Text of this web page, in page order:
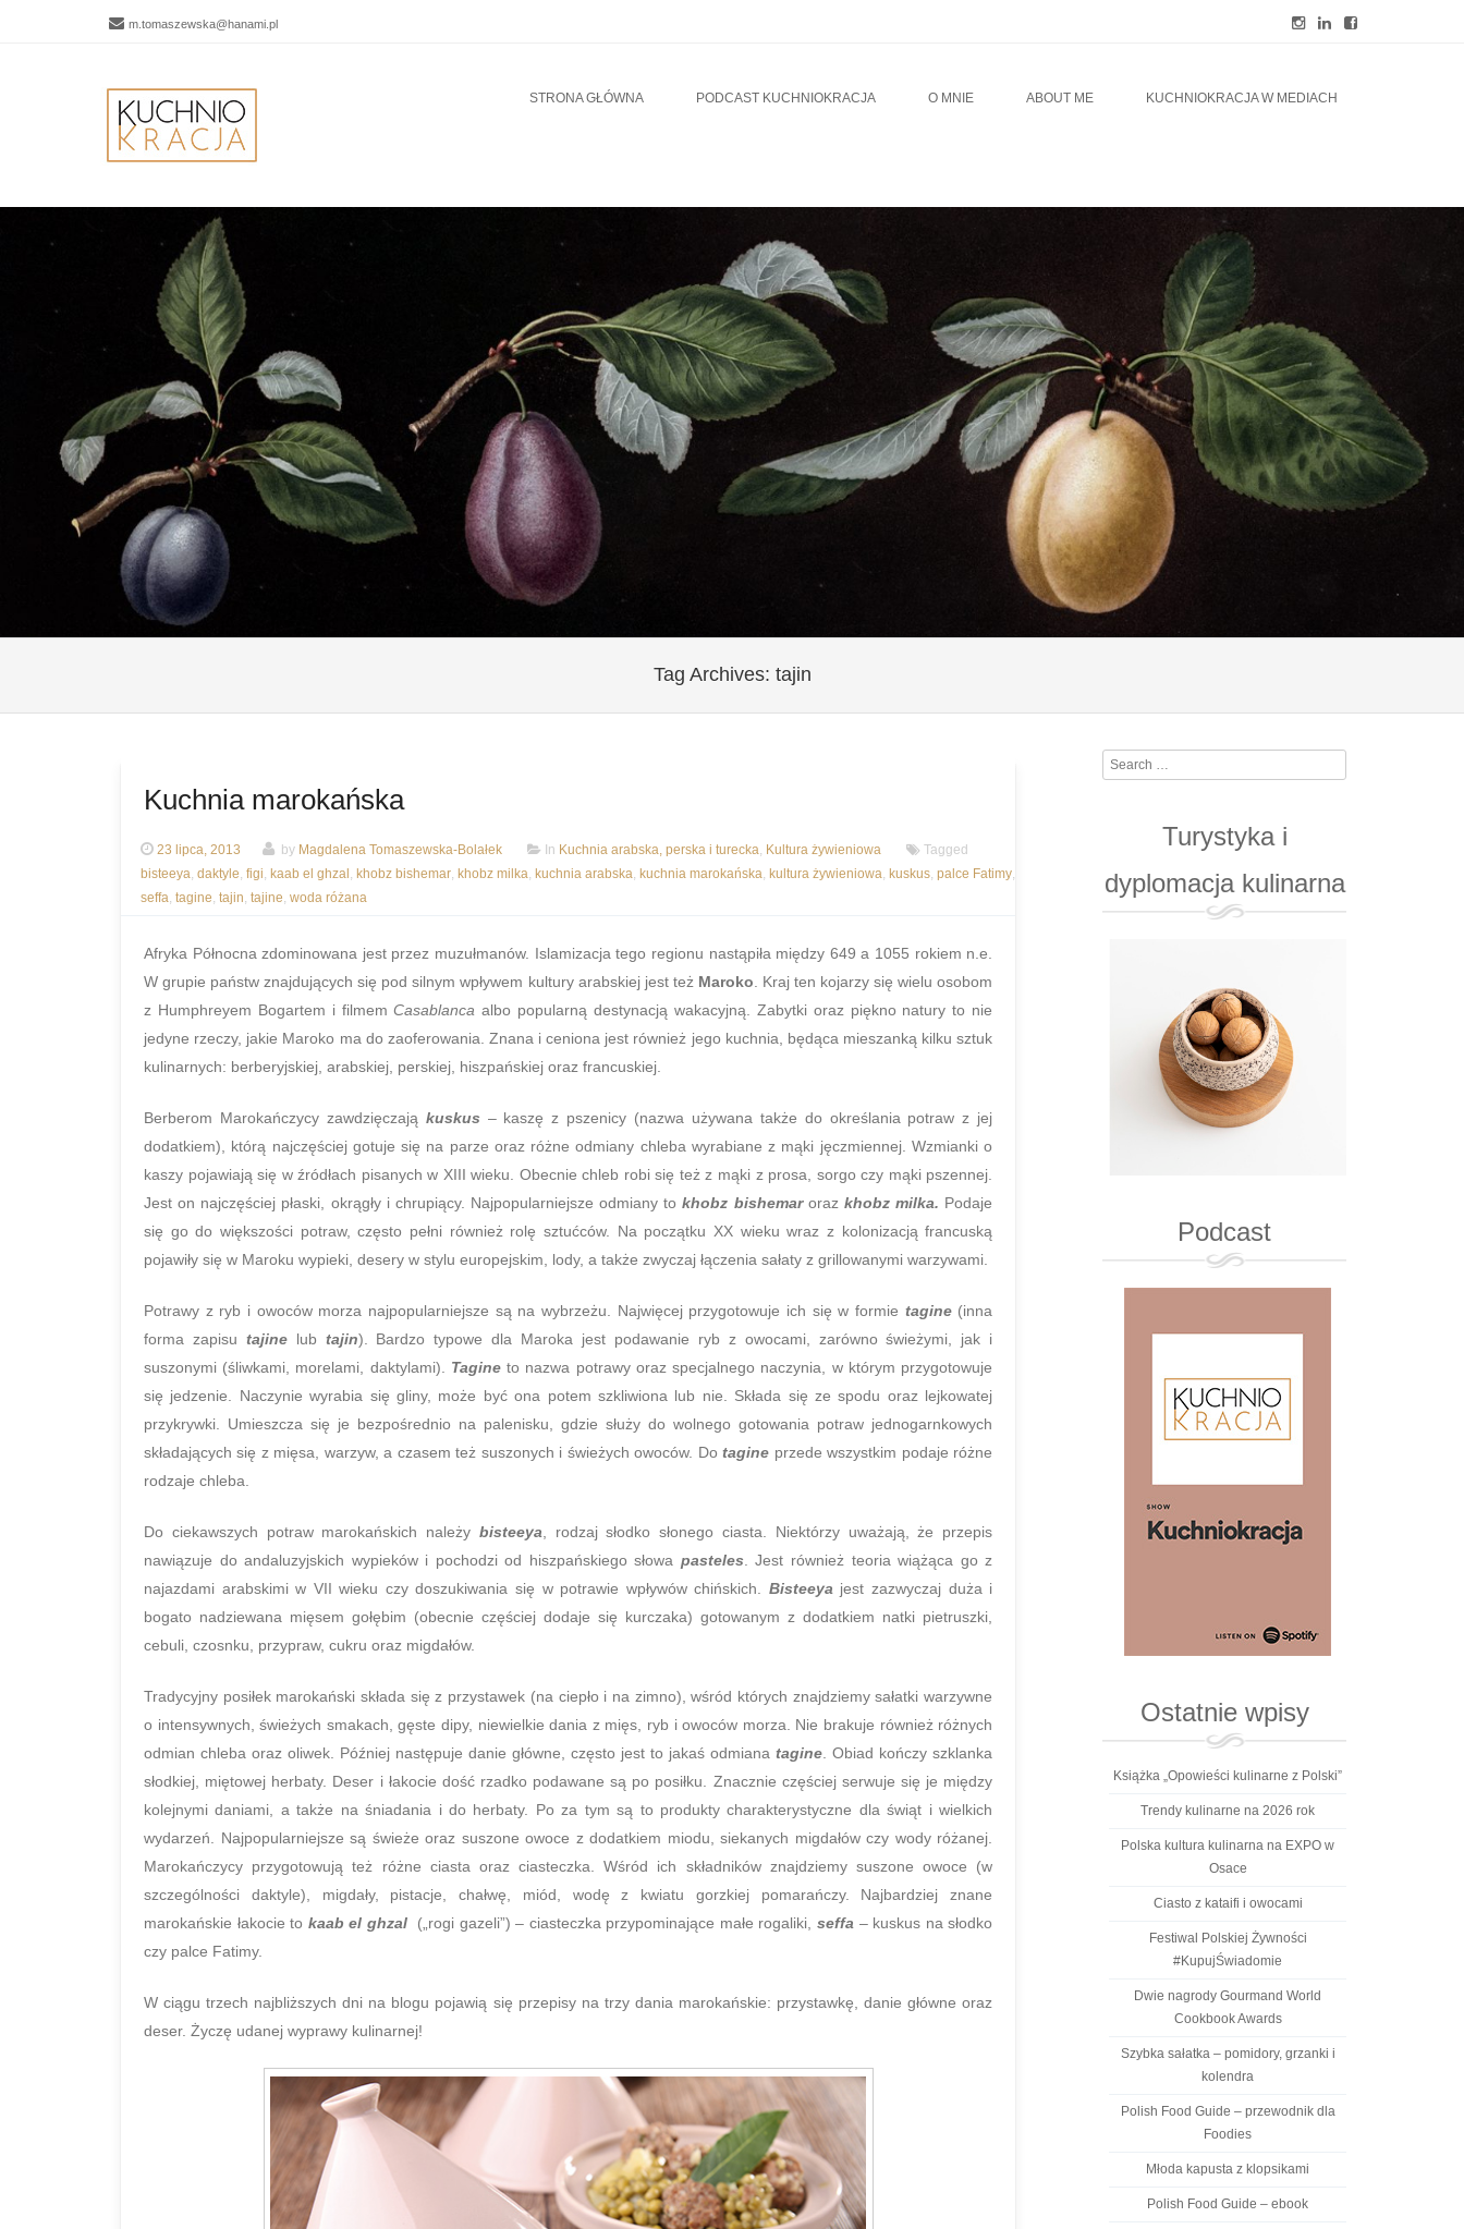
m.tomaszewska@hanami.pl
SKIP TO CONTENTSTRONA GŁÓWNA PODCAST KUCHNIOKRACJA O MNIE ABOUT ME KUCHNIOKRACJA W MEDIACH
Tag Archives: tajin
Kuchnia marokańska
23 lipca, 2013 by Magdalena Tomaszewska-Bolałek In Kuchnia arabska, perska i turecka, Kultura żywieniowa
Tagged
bisteeya, daktyle, figi, kaab el ghzal , khobz bishemar, khobz milka, kuchnia arabska, kuchnia marokańska, kultura żywieniowa, kuskus, palce Fatimy,
seffa, tagine, tajin, tajine, woda różana
Afryka Północna zdominowana jest przez muzułmanów. Islamizacja tego regionu nastąpiła między 649 a 1055 rokiem n.e.
W grupie państw znajdujących się pod silnym wpływem kultury arabskiej jest też Maroko . Kraj ten kojarzy się wielu osobom
z Humphreyem Bogartem i filmemCasablanca albo popularną destynacją wakacyjną. Zabytki oraz piękno natury to nie
jedyne rzeczy, jakie Maroko ma do zaoferowania. Znana i ceniona jest również jego kuchnia, będąca mieszanką kilku sztuk
kulinarnych: berberyjskiej, arabskiej, perskiej, hiszpańskiej oraz francuskiej.
Berberom Marokańczycy zawdzięczają kuskus – kaszę z pszenicy (nazwa używana także do określania potraw z jej
dodatkiem), którą najczęściej gotuje się na parze oraz różne odmiany chleba wyrabiane z mąki jęczmiennej. Wzmianki o
kaszy pojawiają się w źródłach pisanych w XIII wieku. Obecnie chleb robi się też z mąki z prosa, sorgo czy mąki pszennej.
Jest on najczęściej płaski, okrągły i chrupiący. Najpopularniejsze odmiany tokhobz bishemar oraz khobz milka. Podaje
się go do większości potraw, często pełni również rolę sztućców. Na początku XX wieku wraz z kolonizacją francuską
pojawiły się w Maroku wypieki, desery w stylu europejskim, lody, a także zwyczaj łączenia sałaty z grillowanymi warzywami.
Potrawy z ryb i owoców morza najpopularniejsze są na wybrzeżu. Najwięcej przygotowuje ich się w formie tagine(inna
forma zapisu tajinelub tajin). Bardzo typowe dla Maroka jest podawanie ryb z owocami, zarówno świeżymi, jak i
suszonymi (śliwkami, morelami, daktylami). Tagine to nazwa potrawy oraz specjalnego naczynia, w którym przygotowuje
się jedzenie. Naczynie wyrabia się gliny, może być ona potem szkliwiona lub nie. Składa się ze spodu oraz lejkowatej
przykrywki. Umieszcza się je bezpośrednio na palenisku, gdzie służy do wolnego gotowania potraw jednogarnkowych
składających się z mięsa, warzyw, a czasem też suszonych i świeżych owoców. Dotagine przede wszystkim podaje różne
rodzaje chleba.
Do ciekawszych potraw marokańskich należy bisteeya , rodzaj słodko słonego ciasta. Niektórzy uważają, że przepis
nawiązuje do andaluzyjskich wypieków i pochodzi od hiszpańskiego słowa pasteles . Jest również teoria wiążąca go z
najazdami arabskimi w VII wieku czy doszukiwania się w potrawie wpływów chińskich. Bisteeya jest zazwyczaj duża i
bogato nadziewana mięsem gołębim (obecnie częściej dodaje się kurczaka) gotowanym z dodatkiem natki pietruszki,
cebuli, czosnku, przypraw, cukru oraz migdałów.
Tradycyjny posiłek marokański składa się z przystawek (na ciepło i na zimno), wśród których znajdziemy sałatki warzywne
o intensywnych, świeżych smakach, gęste dipy, niewielkie dania z mięs, ryb i owoców morza. Nie brakuje również różnych
odmian chleba oraz oliwek. Później następuje danie główne, często jest to jakaś odmianatagine . Obiad kończy szklanka
słodkiej, miętowej herbaty. Deser i łakocie dość rzadko podawane są po posiłku. Znacznie częściej serwuje się je między
kolejnymi daniami, a także na śniadania i do herbaty. Po za tym są to produkty charakterystyczne dla świąt i wielkich
wydarzeń. Najpopularniejsze są świeże oraz suszone owoce z dodatkiem miodu, siekanych migdałów czy wody różanej.
Marokańczycy przygotowują też różne ciasta oraz ciasteczka. Wśród ich składników znajdziemy suszone owoce (w
szczególności daktyle), migdały, pistacje, chałwę, miód, wodę z kwiatu gorzkiej pomarańczy. Najbardziej znane
marokańskie łakocie to kaab el ghzal („rogi gazeli”) – ciasteczka przypominające małe rogaliki, seffa – kuskus na słodko
czy palce Fatimy.
W ciągu trzech najbliższych dni na blogu pojawią się przepisy na trzy dania marokańskie: przystawkę, danie główne oraz
deser. Życzę udanej wyprawy kulinarnej!
Search
Turystyka i
dyplomacja kulinarna
Podcast
Ostatnie wpisy
Książka „Opowieści kulinarne z Polski”
Trendy kulinarne na 2026 rok
Polska kultura kulinarna na EXPO w
Osace
Ciasto z kataifi i owocami
Festiwal Polskiej Żywności
#KupujŚwiadomie
Dwie nagrody Gourmand World
Cookbook Awards
Szybka sałatka – pomidory, grzanki i
kolendra
Polish Food Guide – przewodnik dla
Foodies
Młoda kapusta z klopsikami
Polish Food Guide – ebook